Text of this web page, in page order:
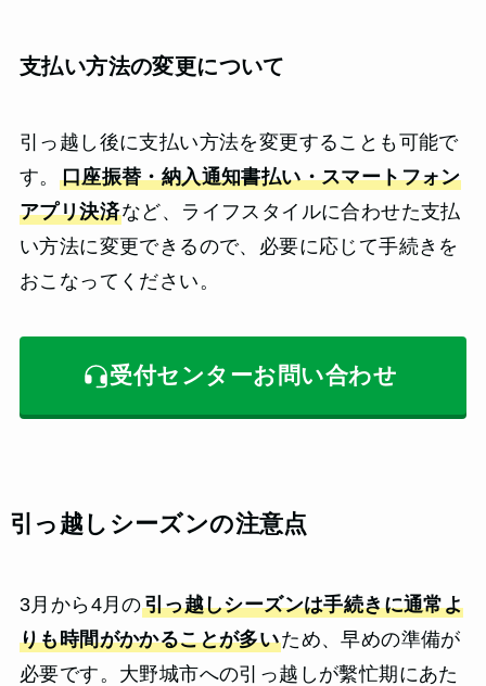
支払い方法の変更について
引っ越し後に支払い方法を変更することも可能で
す。 口座振替・納入通知書払い・スマートフォン
アプリ決済など、ライフスタイルに合わせた支払
い方法に変更できるので、必要に応じて手続きを
おこなってください。
受付センターお問い合わせ
引っ越しシーズンの注意点
3月から4月の引っ越しシーズンは手続きに通常よ
りも時間がかかることが多いため、早めの準備が
必要です。大野城市への引っ越しが繫忙期にあた